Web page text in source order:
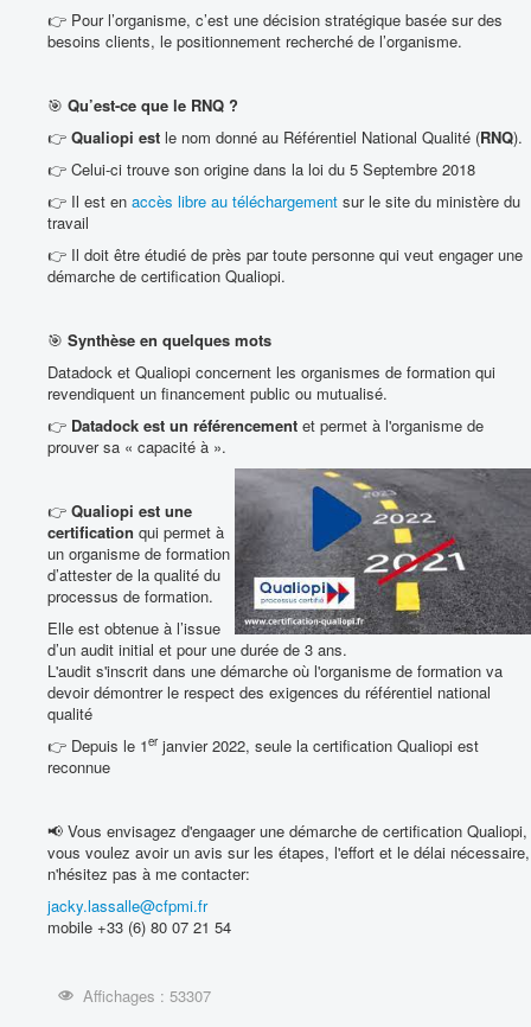
👉 Pour l’organisme, c’est une décision stratégique basée sur des
besoins clients, le positionnement recherché de l’organisme.
🎯 Qu’est-ce que le RNQ ?
👉 Qualiopi est le nom donné au Référentiel National Qualité (RNQ).
👉 Celui-ci trouve son origine dans la loi du 5 Septembre 2018
👉 Il est en accès libre au téléchargement sur le site du ministère du
travail
👉 Il doit être étudié de près par toute personne qui veut engager une
démarche de certification Qualiopi.
🎯 Synthèse en quelques mots
Datadock et Qualiopi concernent les organismes de formation qui
revendiquent un financement public ou mutualisé.
👉 Datadock est un référencement et permet à l'organisme de
prouver sa « capacité à ».
👉 Qualiopi est une
certification qui permet à
un organisme de formation
d’attester de la qualité du
processus de formation.
Elle est obtenue à l’issue
d’un audit initial et pour une durée de 3 ans.
L'audit s'inscrit dans une démarche où l'organisme de formation va
devoir démontrer le respect des exigences du référentiel national
qualité
👉 Depuis le 1er janvier 2022, seule la certification Qualiopi est
reconnue
📢 Vous envisagez d'engaager une démarche de certification Qualiopi,
vous voulez avoir un avis sur les étapes, l'effort et le délai nécessaire,
n'hésitez pas à me contacter:
jacky.lassalle@cfpmi.fr
mobile +33 (6) 80 07 21 54
Affichages : 53307